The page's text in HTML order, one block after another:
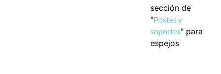
sección de
"Postes y
soportes" para
espejos